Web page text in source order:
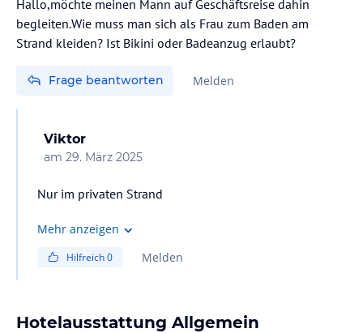
Hallo,möchte meinen Mann auf Geschäftsreise dahin
begleiten.Wie muss man sich als Frau zum Baden am
Strand kleiden? Ist Bikini oder Badeanzug erlaubt?
Frage beantworten Melden
Viktor
am 29. März 2025
Nur im privaten Strand
Mehr anzeigen
Hilfreich0 Melden
Hotelausstattung Allgemein